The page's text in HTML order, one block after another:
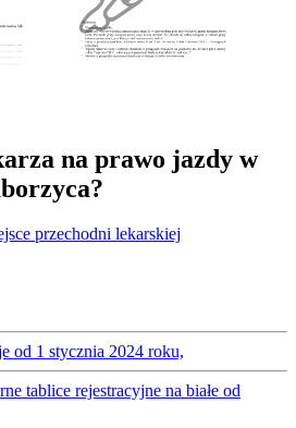
na prawo jazdy w
przechodni lekarskiej
od 1 stycznia 2024 roku,
tablice rejestracyjne na białe od